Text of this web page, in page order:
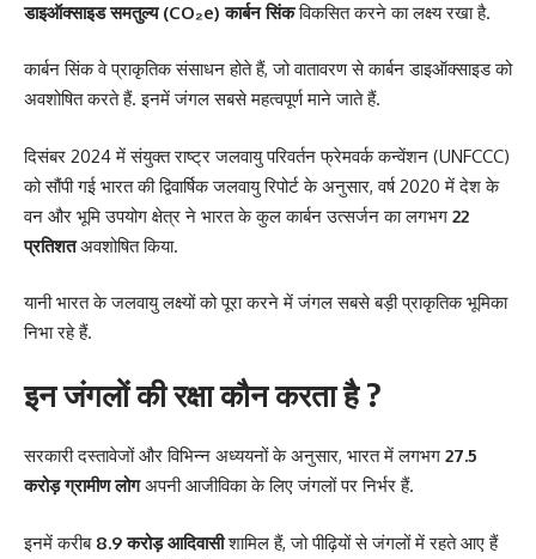
डाइऑक्साइड समतुल्य (CO₂e) कार्बन सिंकविकसित करने का लक्ष्य रखा है.
कार्बन सिंक वे प्राकृतिक संसाधन होते हैं, जो वातावरण से कार्बन डाइऑक्साइड को
अवशोषित करते हैं. इनमें जंगल सबसे महत्वपूर्ण माने जाते हैं.
दिसंबर 2024 में संयुक्त राष्ट्र जलवायु परिवर्तन फ्रेमवर्क कन्वेंशन (UNFCCC)
को सौंपी गई भारत की द्विवार्षिक जलवायु रिपोर्ट के अनुसार, वर्ष 2020 में देश के
वन और भूमि उपयोग क्षेत्र ने भारत के कुल कार्बन उत्सर्जन का लगभग 22
प्रतिशतअवशोषित किया.
यानी भारत के जलवायु लक्ष्यों को पूरा करने में जंगल सबसे बड़ी प्राकृतिक भूमिका
निभा रहे हैं.
इन जंगलों की रक्षा कौन करता है ?
सरकारी दस्तावेजों और विभिन्न अध्ययनों के अनुसार, भारत में लगभग 27.5
करोड़ ग्रामीण लोगअपनी आजीविका के लिए जंगलों पर निर्भर हैं.
इनमें करीब 8.9 करोड़ आदिवासीशामिल हैं, जो पीढ़ियों से जंगलों में रहते आए हैं